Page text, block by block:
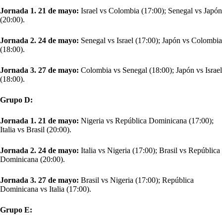
Jornada 1. 21 de mayo: Israel vs Colombia (17:00); Senegal vs Japón
(20:00).
Jornada 2. 24 de mayo: Senegal vs Israel (17:00); Japón vs Colombia
(18:00).
Jornada 3. 27 de mayo: Colombia vs Senegal (18:00); Japón vs Israel
(18:00).
Grupo D:
Jornada 1. 21 de mayo: Nigeria vs República Dominicana (17:00);
Italia vs Brasil (20:00).
Jornada 2. 24 de mayo: Italia vs Nigeria (17:00); Brasil vs República
Dominicana (20:00).
Jornada 3. 27 de mayo: Brasil vs Nigeria (17:00); República
Dominicana vs Italia (17:00).
Grupo E: